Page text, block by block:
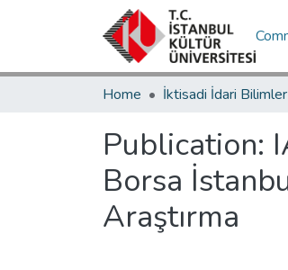
Home
Publication:
Borsa
Araştırma